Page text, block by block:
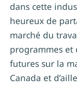
dans cette
heureux de
marché du
programmes et
futures sur la
Canada et